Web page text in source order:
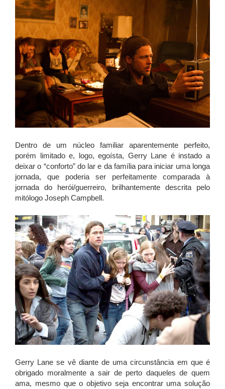
Dentro de um núcleo familiar aparentemente perfeito,
porém limitado e, logo, egoísta, Gerry Lane é instado a
deixar o “conforto” do lar e da família para iniciar uma longa
jornada, que poderia ser perfeitamente comparada à
jornada do herói/guerreiro, brilhantemente descrita pelo
mitólogo Joseph Campbell.
Gerry Lane se vê diante de uma circunstância em que é
obrigado moralmente a sair de perto daqueles de quem
ama, mesmo que o objetivo seja encontrar uma solução